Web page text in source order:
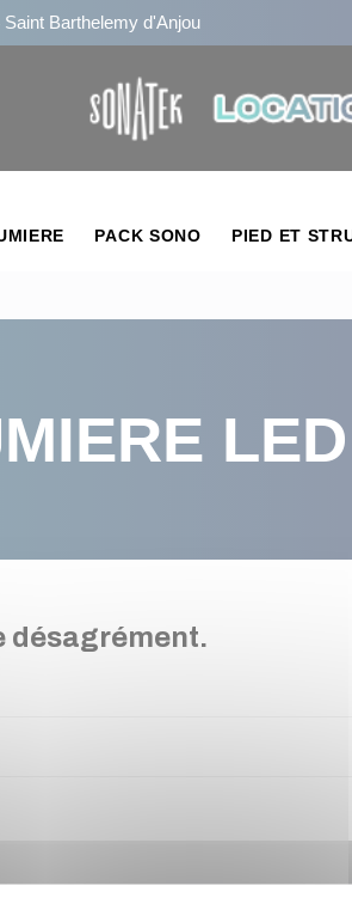
Barthelemy d'Anjou
PACK SONO PIED ET
LED
désagrément.